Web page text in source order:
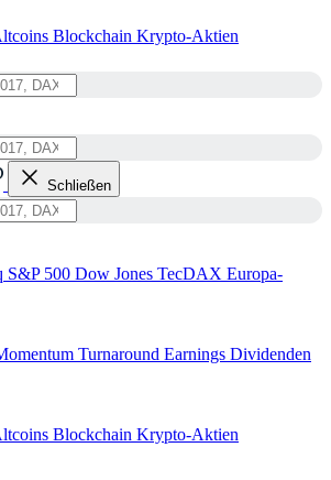
Blockchain Krypto-Aktien
Schließen
S&P 500 Dow Jones TecDAX Europa-
Turnaround Earnings Dividenden
Blockchain Krypto-Aktien